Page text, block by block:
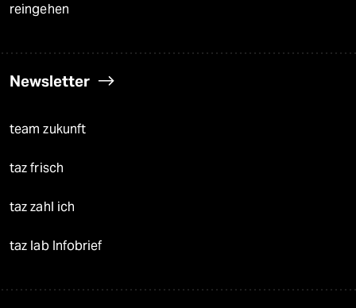
reingehen
Newsletter
team zukunft
taz frisch
taz zahl ich
taz lab Infobrief